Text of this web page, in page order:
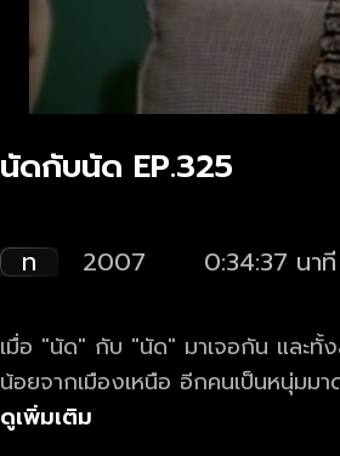
นัดกับนัด EP.325
ท 2007 0:34:37 นาที
เมื่อ "นัด" กับ "นัด" มาเจอกัน และทั้
น้อยจากเมืองเหนือ อีกคนเป็นหนุ่มม
ความฮาตามสไตล์หนุ่มต่างจังหวัดผู้มา
ดูเพิ่มเติม